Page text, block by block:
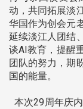
动，共同拓展淡
华国作为创会元
延续淡江人团结
谈AI教育，提醒
团队的努力，期
国的能量。
本次29周年庆